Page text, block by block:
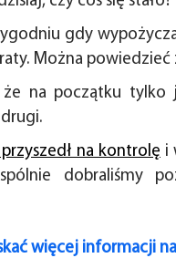
gdy
Można powiedzieć
na początku tylko
na kontrolę i
dobraliśmy
więcej informacji